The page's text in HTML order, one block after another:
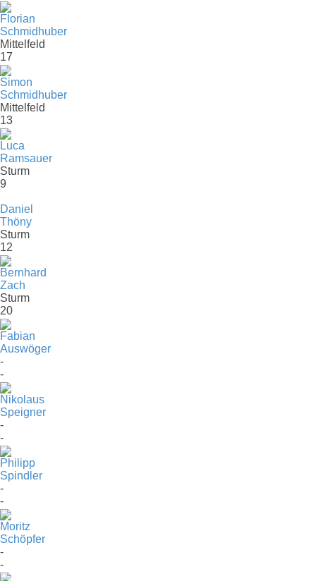
Florian
Schmidhuber
Mittelfeld
17
Simon
Schmidhuber
Mittelfeld
13
Luca
Ramsauer
Sturm
9
Daniel
Thöny
Sturm
12
Bernhard
Zach
Sturm
20
Fabian
Auswöger
-
-
Nikolaus
Speigner
-
-
Philipp
Spindler
-
-
Moritz
Schöpfer
-
-